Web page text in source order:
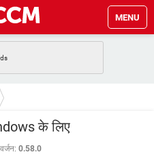
MENU
Lucky Patcher यूज करें
PUBG Mobile
के लिए
वर्जन: 0.58.0